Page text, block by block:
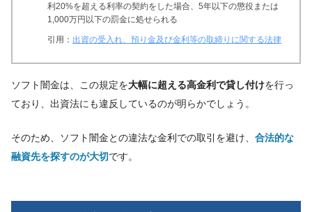
利20%を超える利率の契約をした場合、5年以下の懲役または
1,000万円以下の罰金に処せられる
引用： 出資の受入れ、預り金及び金利等の取締りに関する法律
ソフト闇金は、この規定を大幅に超える高金利で貸し付けを行っ
ており、出資法にも違反しているのが明らかでしょう。
そのため、ソフト闇金との違法な金利での取引を避け、 合法的な
融資先を探すのが大切です。